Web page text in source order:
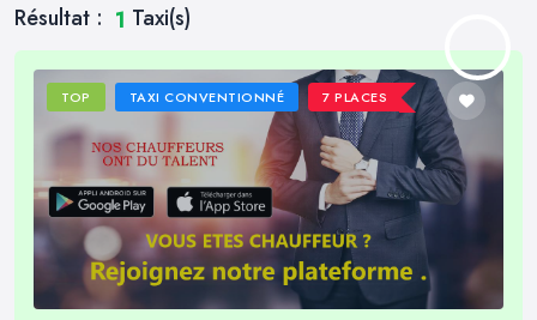
Résultat : 1 Taxi(s)
TOP TAXI CONVENTIONNÉ 7 PLACES